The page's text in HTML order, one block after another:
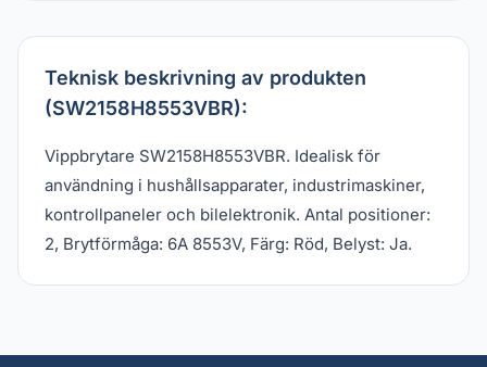
Teknisk beskrivning av produkten
(SW2158H8553VBR):
Vippbrytare SW2158H8553VBR. Idealisk för
användning i hushållsapparater, industrimaskiner,
kontrollpaneler och bilelektronik. Antal positioner:
2, Brytförmåga: 6A 8553V, Färg: Röd, Belyst: Ja.